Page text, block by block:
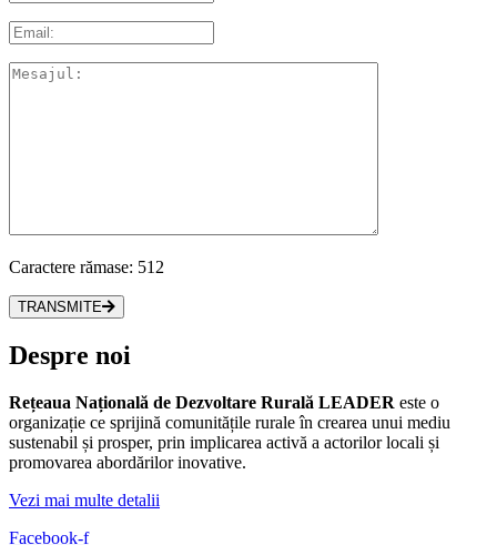
Caractere rămase: 512
TRANSMITE
Despre noi
Rețeaua Națională de Dezvoltare Rurală LEADER este o
organizație ce sprijină comunitățile rurale în crearea unui mediu
sustenabil și prosper, prin implicarea activă a actorilor locali și
promovarea abordărilor inovative.
Vezi mai multe detalii
Facebook-f